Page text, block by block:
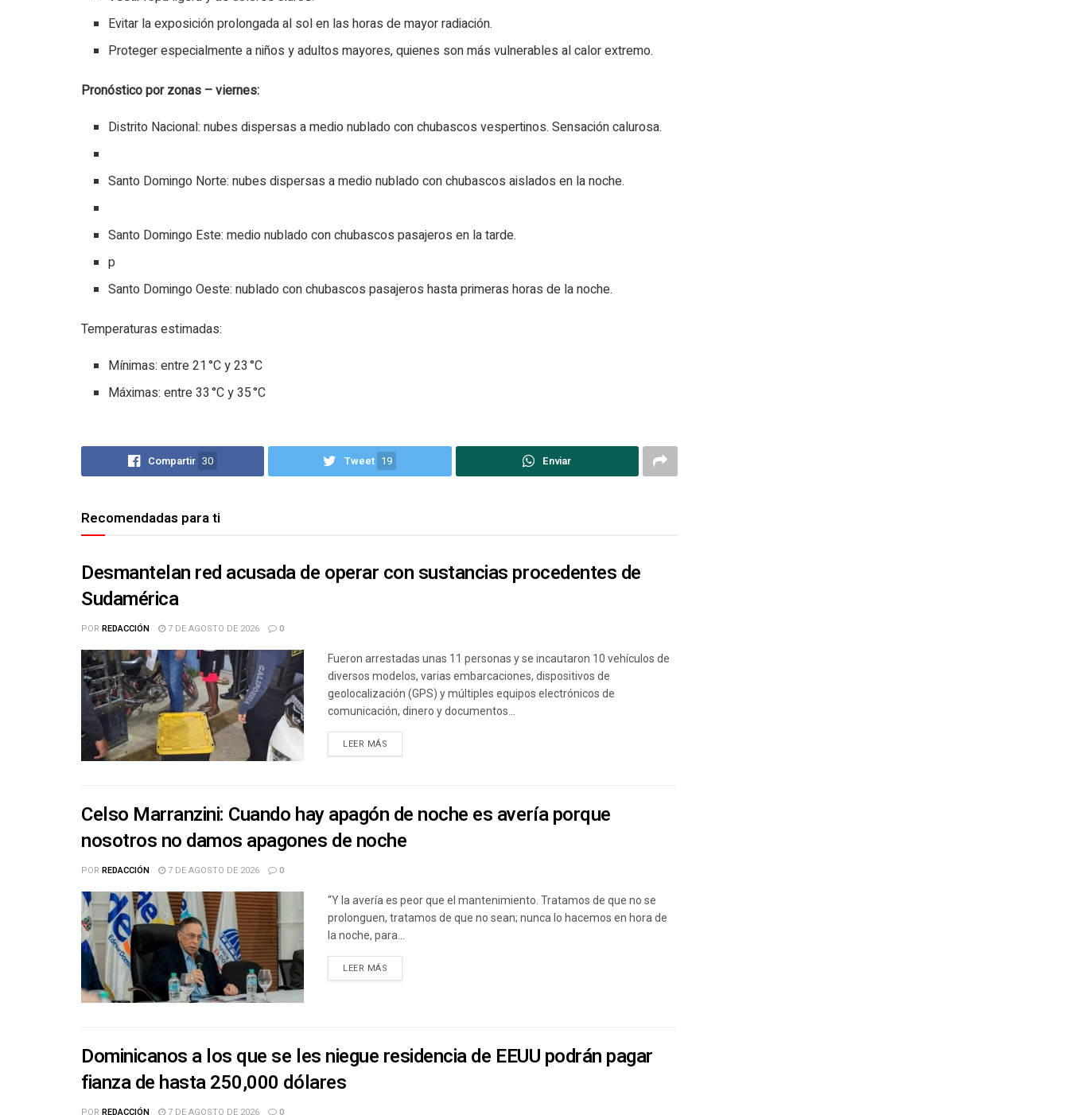
Evitar la exposición prolongada al sol en las horas de mayor radiación.
Proteger especialmente a niños y adultos mayores, quienes son más vulnerables al calor extremo.
Pronóstico por zonas – viernes:
Distrito Nacional: nubes dispersas a medio nublado con chubascos vespertinos. Sensación calurosa.
Santo Domingo Norte: nubes dispersas a medio nublado con chubascos aislados en la noche.
Santo Domingo Este: medio nublado con chubascos pasajeros en la tarde.
p
Santo Domingo Oeste: nublado con chubascos pasajeros hasta primeras horas de la noche.
Temperaturas estimadas:
Mínimas: entre 21 °C y 23 °C
Máximas: entre 33 °C y 35 °C
Compartir 30 Tweet 19 Enviar
Recomendadas para ti
Desmantelan red acusada de operar con sustancias procedentes de
Sudamérica
POR REDACCIÓN 7 DE AGOSTO DE 2026 0
Fueron arrestadas unas 11 personas y se incautaron 10 vehículos de
diversos modelos, varias embarcaciones, dispositivos de
geolocalización (GPS) y múltiples equipos electrónicos de
comunicación, dinero y documentos...
LEER MÁS
Celso Marranzini: Cuando hay apagón de noche es avería porque
nosotros no damos apagones de noche
POR REDACCIÓN 7 DE AGOSTO DE 2026 0
“Y la avería es peor que el mantenimiento. Tratamos de que no se
prolonguen, tratamos de que no sean; nunca lo hacemos en hora de
la noche, para...
LEER MÁS
Dominicanos a los que se les niegue residencia de EEUU podrán pagar
fianza de hasta 250,000 dólares